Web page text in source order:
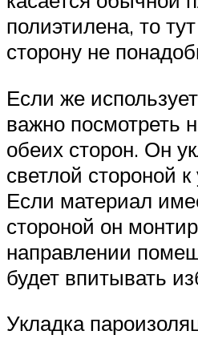
полиэтилена, то
сторону не
Если же
важно посмотреть
обеих сторон. Он
светлой стороной
Если материал
стороной он
направлении
будет впитывать
Укладка